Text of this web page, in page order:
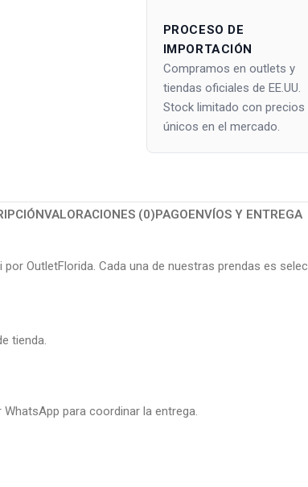
PROCESO DE
IMPORTACIÓN
Compramos en outlets y
tiendas oficiales de EE.UU.
Stock limitado con precios
únicos en el mercado.
VALORACIONES (0)PAGOENVÍOS Y ENTREGA
OutletFlorida. Cada una de nuestras prendas es
tienda.
para coordinar la entrega.